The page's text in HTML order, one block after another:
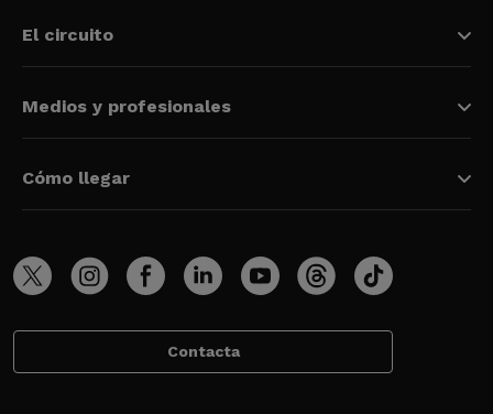
El circuito
Medios y profesionales
Cómo llegar
Contacta